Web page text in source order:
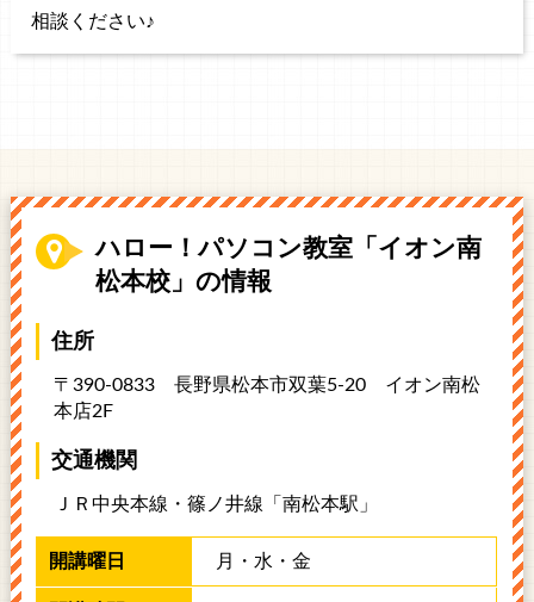
相談ください♪
ハロー！パソコン教室「イオン南
松本校」の情報
住所
〒390-0833 長野県松本市双葉5-20 イオン南松
本店2F
交通機関
ＪＲ中央本線・篠ノ井線「南松本駅」
月​・水​・金​